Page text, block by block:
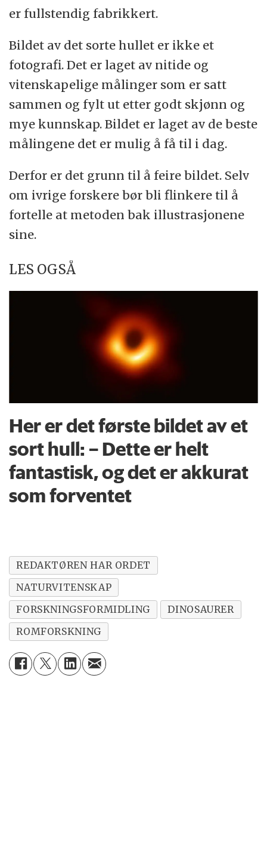
er fullstendig fabrikkert.
Bildet av det sorte hullet er ikke et
fotografi. Det er laget av nitide og
vitenskapelige målinger som er satt
sammen og fylt ut etter godt skjønn og
mye kunnskap. Bildet er laget av de beste
målingene det er mulig å få til i dag.
Derfor er det grunn til å feire bildet. Selv
om ivrige forskere bør bli flinkere til å
fortelle at metoden bak illustrasjonene
sine.
LES OGSÅ
Her er det første bildet av et
sort hull: – Dette er helt
fantastisk, og det er akkurat
som forventet
REDAKTØREN HAR ORDET
NATURVITENSKAP
FORSKNINGSFORMIDLING
DINOSAURER
ROMFORSKNING